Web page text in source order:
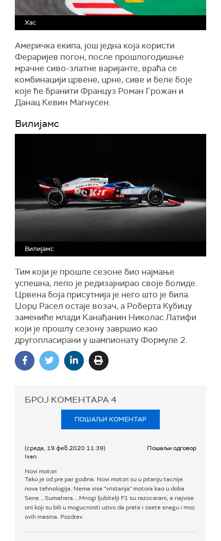
Хас
Америчка екипа, још једна која користи
Фераријев погон, после прошлогодишње
мрачне сиво-златне варијанте, враћа се
комбинацији црвене, црне, сиве и беле боје
које ће бранити Француз Роман Грожан и
Данац Кевин Магнусен.
Вилијамс
Вилијамс
Тим који је прошле сезоне био најмање
успешна, лепо је редизајнирао своје болиде.
Црвена боја присутнија је него што је била.
Џорџ Расел остаје возач, а Роберта Кубицу
замениће млади Канађанин Николас Латифи
који је прошлу сезону завршио као
другопласирани у шампионату Формуле 2.
БРОЈ КОМЕНТАРА4
ПОШАЉИ КОМЕНТАР
(среда, 19.феб.2020 11:39)
Ivan
Пошаљи одговор
Novi motori
Tako je od pre par godina. Novi motori su u pitanju tacnije
nova tehnologija. Nema vise "vristanja" motora kao u doba
Sene....Sumahera....Mnogi ljubitelji F1 su razocarani, a najvise
oni koji su bili u mogucnosti uzivo da prate i osete snagu i moc
ovih masina. Pozdrav.